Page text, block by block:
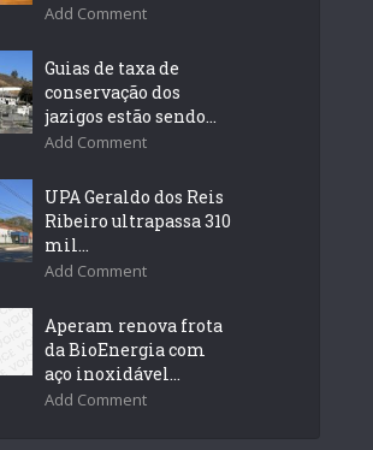
Add Comment
Guias de taxa de
conservação dos
jazigos estão sendo...
Add Comment
UPA Geraldo dos Reis
Ribeiro ultrapassa 310
mil...
Add Comment
Aperam renova frota
da BioEnergia com
aço inoxidável...
Add Comment